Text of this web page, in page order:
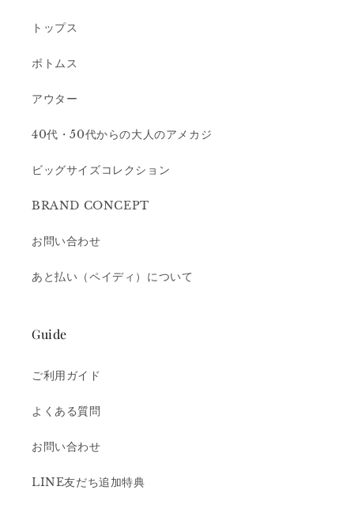
トップス
ボトムス
アウター
40代・50代からの大人のアメカジ
ビッグサイズコレクション
BRAND CONCEPT
お問い合わせ
あと払い（ペイディ）について
Guide
ご利用ガイド
よくある質問
お問い合わせ
LINE友だち追加特典